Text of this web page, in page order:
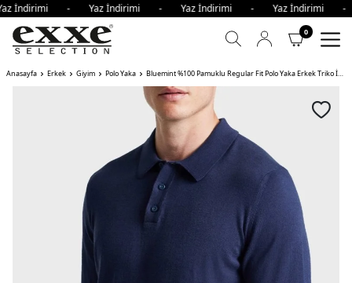
İndirimi - Yaz İndirimi - Yaz İndirimi - Yaz
0
Anasayfa Erkek Giyim Polo Yaka Bluemint %100 Pamuklu Regular Fit Polo Yaka Erkek Triko İNDİGO